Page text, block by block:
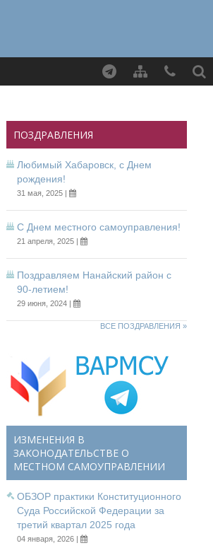
ПОЗДРАВЛЕНИЯ
Любимый Хабаровск, с Днем
рождения!
31 мая, 2025 |
С Днем местного самоуправления!
21 апреля, 2025 |
Поздравляем Нанайский район с
90-летием!
29 июня, 2024 |
ВСЕ ПОЗДРАВЛЕНИЯ »
ИЗМЕНЕНИЯ В
ЗАКОНОДАТЕЛЬСТВЕ О
МЕСТНОМ САМОУПРАВЛЕНИИ
ОБЗОР практики Конституционного
Суда Российской Федерации за
третий квартал 2025 года
04 января, 2026 |